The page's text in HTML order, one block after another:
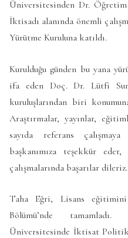
Üniversitesinden Dr.
İktisadı alanında önemli
Yürütme Kuruluna katıldı.
Kurulduğu günden bu yana
ifa eden Doç. Dr. Lütfi
kuruluşlarından biri
Araştırmalar, yayınlar,
sayıda referans
başkanımıza teşekkür
çalışmalarında başarılar dileriz.
Taha Eğri, Lisans
Bölümü’nde
Üniversitesinde İktisat